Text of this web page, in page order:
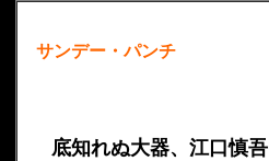
サンデー・パンチ
底知れぬ大器、江口慎吾